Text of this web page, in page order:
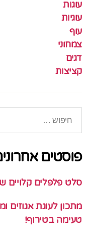
עוגות
עוגיות
עוף
צמחוני
דגים
קציצות
פוסטים
סלט פלפלים קלויים
מתכון לעוגת אגוזים
טעימה בטירוף!